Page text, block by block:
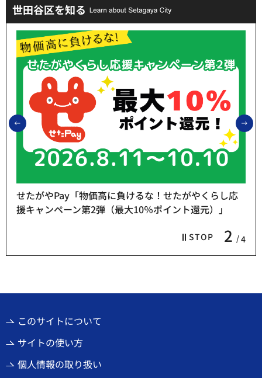
世田谷区を知る
前のスライドを表示
STOP 2 4
せたがやPay「物価高に負けるな！せたがやくらし応
援キャンペーン第2弾（最大10％ポイント還元）」
このサイトについて
サイトの使い方
個人情報の取り扱い